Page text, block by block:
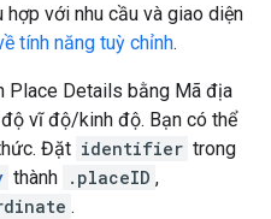
với nhu cầu và giao diện
tính năng tuỳ chỉnh.
Place Details bằng Mã địa
vĩ độ/kinh độ. Bạn có thể
Đặt identifier trong
thành .placeID ,
.